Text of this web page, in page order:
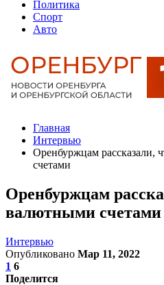
Политика
Спорт
Авто
Главная
Интервью
Оренбуржцам рассказали,
счетами
Оренбуржцам
валютными счетами
Интервью
Опубликовано Мар 11, 2022
1 6
Поделится